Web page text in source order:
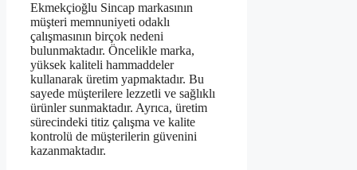
Ekmekçioğlu Sincap markasının
müşteri memnuniyeti odaklı
çalışmasının birçok nedeni
bulunmaktadır. Öncelikle marka,
yüksek kaliteli hammaddeler
kullanarak üretim yapmaktadır. Bu
sayede müşterilere lezzetli ve sağlıklı
ürünler sunmaktadır. Ayrıca, üretim
sürecindeki titiz çalışma ve kalite
kontrolü de müşterilerin güvenini
kazanmaktadır.